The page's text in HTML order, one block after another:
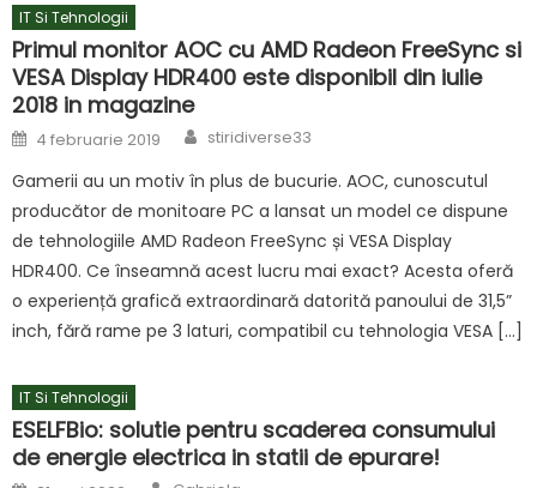
IT Si Tehnologii
Primul monitor AOC cu AMD Radeon FreeSync si
VESA Display HDR400 este disponibil din iulie
2018 in magazine
Posted
on
4 februarie 2019 Author
stiridiverse33
Gamerii au un motiv în plus de bucurie. AOC, cunoscutul
producător de monitoare PC a lansat un model ce dispune
de tehnologiile AMD Radeon FreeSync și VESA Display
HDR400. Ce înseamnă acest lucru mai exact? Acesta oferă
o experiență grafică extraordinară datorită panoului de 31,5”
inch, fără rame pe 3 laturi, compatibil cu tehnologia VESA […]
IT Si Tehnologii
ESELFBio: solutie pentru scaderea consumului
de energie electrica in statii de epurare!